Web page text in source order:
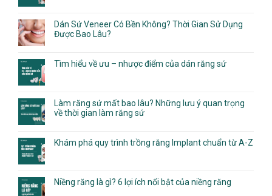
Dán Sứ Veneer Có Bền Không? Thời Gian Sử Dụng
Được Bao Lâu?
Tìm hiểu về ưu – nhược điểm của dán răng sứ
Làm răng sứ mất bao lâu? Những lưu ý quan trọng
về thời gian làm răng sứ
Khám phá quy trình trồng răng Implant chuẩn từ A-Z
Niềng răng là gì? 6 lợi ích nổi bật của niềng răng